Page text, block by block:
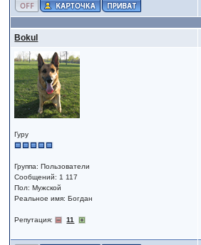
Bokul
Гуру
Группа: Пользователи
Сообщений: 1 117
Пол: Мужской
Реальное имя: Богдан
Репутация: 11